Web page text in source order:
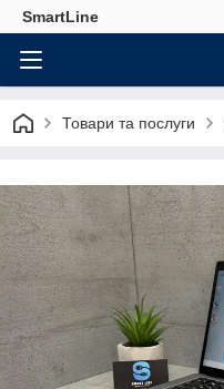
SmartLine
Товари та послуги